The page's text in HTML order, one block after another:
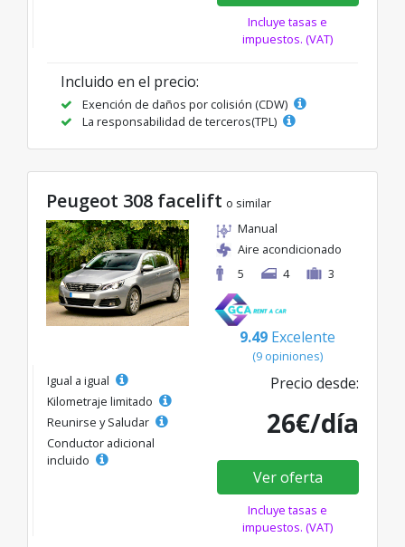
Incluye tasas e
impuestos. (VAT)
Incluido en el precio:
Exención de daños por colisión (CDW)
La responsabilidad de terceros(TPL)
Peugeot 308 facelift o similar
Manual
Aire acondicionado
5
4 3
9.49 Excelente
(9 opiniones)
Igual a igual
Kilometraje limitado
Reunirse y Saludar
Conductor adicional
incluido
Precio desde:
26€/día
Ver oferta
Incluye tasas e
impuestos. (VAT)